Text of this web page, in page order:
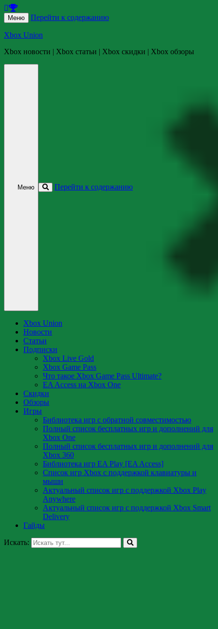
Меню Перейти к содержанию
Xbox Union
Xbox новости | Xbox статьи | Xbox скидки | Xbox обзоры
Меню Перейти к содержанию
Xbox Union
Новости
Статьи
Подписки
Xbox Live Gold
Xbox Game Pass
Что такое Xbox Game Pass Ultimate?
EA Access на Xbox One
Скидки
Обзоры
Игры
Библиотека игр с обратной совместимостью
Полный список бесплатных игр и дополнений для
Xbox One
Полный список бесплатных игр и дополнений для
Xbox 360
Библиотека игр EA Play [EA Access]
Список игр Xbox c поддержкой клавиатуры и
мыши
Актуальный список игр с поддержкой Xbox Play
Anywhere
Актуальный список игр с поддержкой Xbox Smart
Delivery
Гайды
Искать: